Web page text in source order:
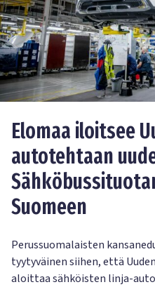
Elomaa iloitsee
autotehtaan
Suomeen
Perussuomalaisten
tyytyväinen siihen, että
aloittaa sähköisten linja-